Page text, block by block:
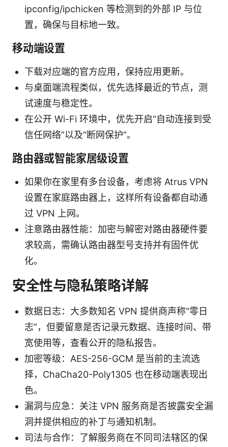
ipconfig/ipchicken 等检测到的外部 IP 与位
置，确保与目标地一致。
移动端设置
下载对应端的官方应用，保持应用更新。
与桌面端流程类似，优先选择最近的节点，测
试速度与稳定性。
在公开 Wi-Fi 环境中，优先开启“自动连接到受
信任网络”以及“断网保护”。
路由器或智能家居级设置
如果你在家里有多台设备，考虑将 Atrus VPN
设置在家庭路由器上，这样所有设备都自动通
过 VPN 上网。
注意路由器性能：加密与解密对路由器硬件要
求较高，需确认路由器型号支持并有固件优
化。
安全性与隐私策略详解
数据日志：大多数知名 VPN 提供商声称“零日
志”，但要留意是否记录元数据、连接时间、带
宽使用等，查看公开的隐私报告。
加密等级：AES-256-GCM 是当前的主流选
择，ChaCha20-Poly1305 也在移动端表现出
色。
漏洞与应急：关注 VPN 服务商是否披露安全漏
洞并提供相应的补丁与通知机制。
司法与合作：了解服务商在不同司法辖区的保